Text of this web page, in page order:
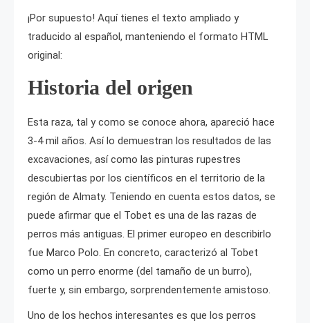
¡Por supuesto! Aquí tienes el texto ampliado y
traducido al español, manteniendo el formato HTML
original:
Historia del origen
Esta raza, tal y como se conoce ahora, apareció hace
3-4 mil años. Así lo demuestran los resultados de las
excavaciones, así como las pinturas rupestres
descubiertas por los científicos en el territorio de la
región de Almaty. Teniendo en cuenta estos datos, se
puede afirmar que el Tobet es una de las razas de
perros más antiguas. El primer europeo en describirlo
fue Marco Polo. En concreto, caracterizó al Tobet
como un perro enorme (del tamaño de un burro),
fuerte y, sin embargo, sorprendentemente amistoso.
Uno de los hechos interesantes es que los perros